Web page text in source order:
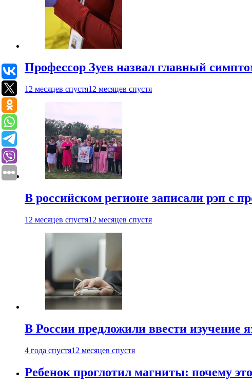
Профессор Зуев назвал главный
12 месяцев спустя12 месяцев спустя
В российском регионе записали рэп с
12 месяцев спустя12 месяцев спустя
В России предложили ввести изучение
4 года спустя12 месяцев спустя
Ребенок проглотил магниты: почему